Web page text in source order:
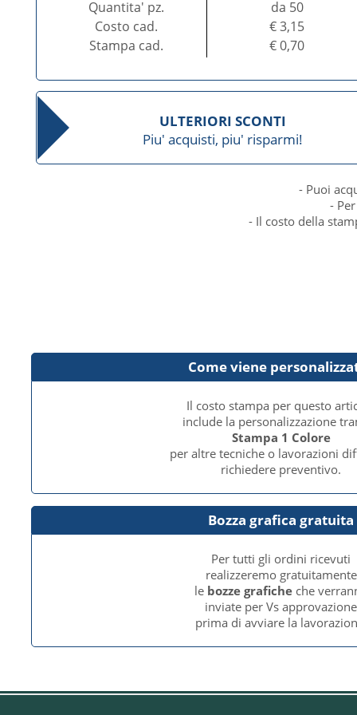
Quantita' pz.
Costo cad.
Stampa cad.
da 50
€ 3,15
€ 0,70
ULTERIORI SCONTI
Piu' acquisti, piu' risparmi!
- Puoi
-
- Il costo della
Come viene
Il costo stampa per questo
include la personalizzazione
Stampa 1 Colore
per altre tecniche o lavorazioni
richiedere preventivo.
Bozza grafica gratuita
Per tutti gli ordini ricevuti
realizzeremo gratuitamente
le bozze graficheche
inviate per Vs approvazione
prima di avviare la